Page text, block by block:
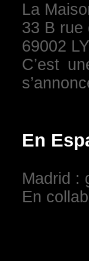
La
33 B rue
69002
C’est
En
Madrid :
En